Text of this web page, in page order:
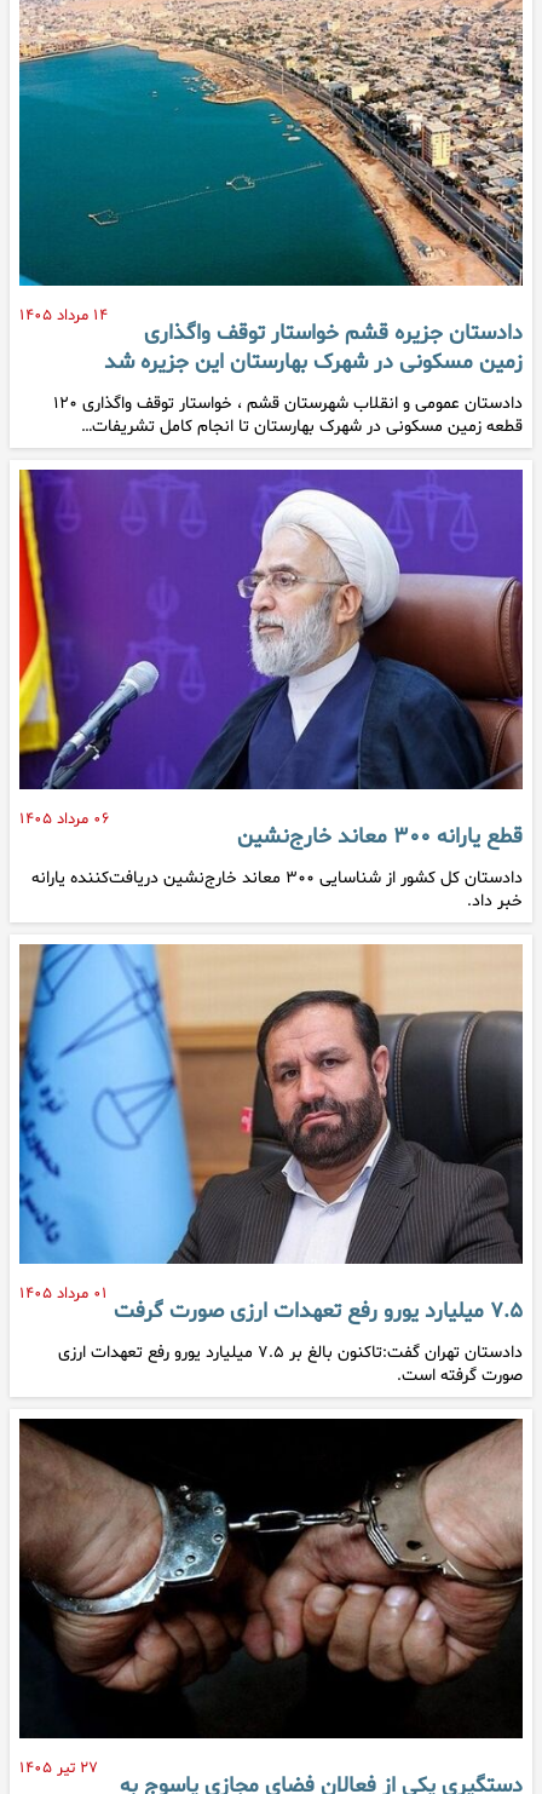
۱۴ مرداد ۱۴۰۵
دادستان جزیره قشم خواستار توقف واگذاری
زمین مسکونی در شهرک بهارستان این جزیره شد
دادستان عمومی و انقلاب شهرستان قشم ، خواستار توقف واگذاری ۱۲۰
قطعه زمین مسکونی در شهرک بهارستان تا انجام کامل تشریفات…
۰۶ مرداد ۱۴۰۵
قطع یارانه ۳۰۰ معاند خارج‌نشین
دادستان کل کشور از شناسایی ۳۰۰ معاند خارج‌نشین دریافت‌کننده یارانه
خبر داد.
۰۱ مرداد ۱۴۰۵
۷.۵ میلیارد یورو رفع تعهدات ارزی صورت گرفت
دادستان تهران گفت:تاکنون بالغ بر ۷.۵ میلیارد یورو رفع تعهدات ارزی
صورت گرفته است.
۲۷ تیر ۱۴۰۵
دستگیری یکی از فعالان فضای مجازی یاسوج به